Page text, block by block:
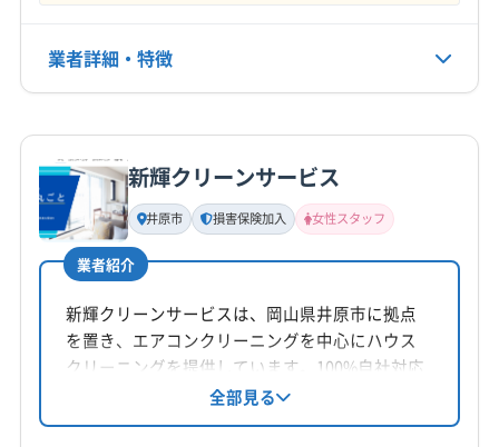
業者詳細・特徴
基本情報
代表者名
木下直弥
所在地
岡山県邑久町豊安69-1
対応地域
岡山市中区
岡山市南区
岡山市北区 笠岡市 玉野市
高梁市
新輝クリーンサービス
井原市 損害保険加入 女性スタッフ
業者紹介
新輝クリーンサービスは、岡山県井原市に拠点
を置き、エアコンクリーニングを中心にハウス
クリーニングを提供しています。100%自社対応
で、女性スタッフの派遣も可能。損害保険加入
済みです。作業や仕上がりに不満がある場合は
全部見る